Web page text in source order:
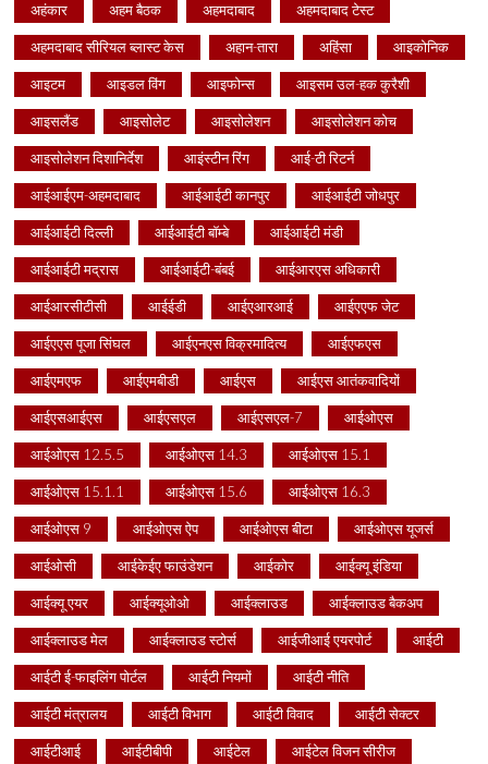
अहंकार अहम बैठक अहमदाबाद अहमदाबाद टेस्ट
अहमदाबाद सीरियल ब्लास्ट केस अहान-तारा अहिंसा आइकोनिक
आइटम आइडल विंग आइफोन्स आइसम उल-हक कुरैशी
आइसलैंड आइसोलेट आइसोलेशन आइसोलेशन कोच
आइसोलेशन दिशानिर्देश आइंस्टीन रिंग आई-टी रिटर्न
आईआईएम-अहमदाबाद आईआईटी कानपुर आईआईटी जोधपुर
आईआईटी दिल्ली आईआईटी बॉम्बे आईआईटी मंडी
आईआईटी मद्रास आईआईटी-बंबई आईआरएस अधिकारी
आईआरसीटीसी आईईडी आईएआरआई आईएएफ जेट
आईएएस पूजा सिंघल आईएनएस विक्रमादित्य आईएफएस
आईएमएफ आईएमबीडी आईएस आईएस आतंकवादियों
आईएसआईएस आईएसएल आईएसएल-7 आईओएस
आईओएस 12.5.5 आईओएस 14.3 आईओएस 15.1
आईओएस 15.1.1 आईओएस 15.6 आईओएस 16.3
आईओएस 9 आईओएस ऐप आईओएस बीटा आईओएस यूजर्स
आईओसी आईकेईए फाउंडेशन आईकोर आईक्यू इंडिया
आईक्यू एयर आईक्यूओओ आईक्लाउड आईक्लाउड बैकअप
आईक्लाउड मेल आईक्लाउड स्टोर्स आईजीआई एयरपोर्ट आईटी
आईटी ई-फाइलिंग पोर्टल आईटी नियमों आईटी नीति
आईटी मंत्रालय आईटी विभाग आईटी विवाद आईटी सेक्टर
आईटीआई आईटीबीपी आईटेल आईटेल विजन सीरीज